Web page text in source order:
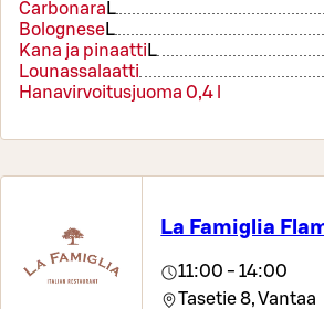
Carbonara L
BologneseL
Kana ja pinaatti L
Lounassalaatti
Hanavirvoitusjuoma 0,4 l
La Famiglia
11:00 - 14:00
Tasetie 8,Vantaa